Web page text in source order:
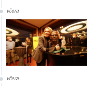
včera
včera